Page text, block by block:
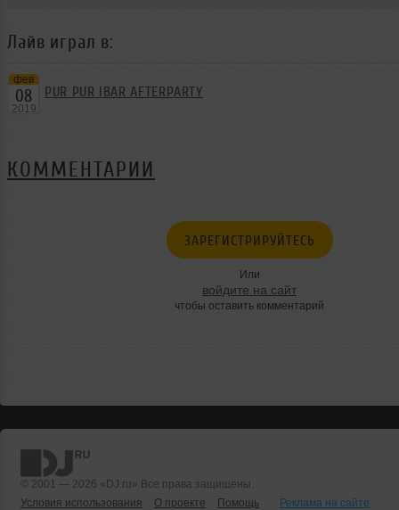
Лайв играл в:
фев
08
2019
PUR PUR IBAR AFTERPARTY
КОММЕНТАРИИ
ЗАРЕГИСТРИРУЙТЕСЬ
Или
войдите на сайт
чтобы оставить комментарий
© 2001 — 2026 «DJ.ru» Все права защищены.
Условия использования
О проекте Помощь
Реклама на сайте